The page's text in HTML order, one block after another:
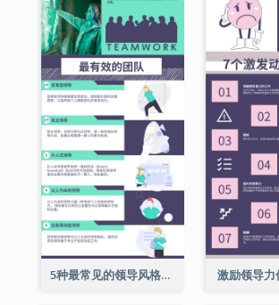
5种最常见的领导风格信息图表 激励领导力